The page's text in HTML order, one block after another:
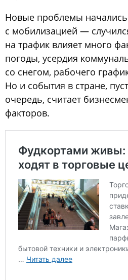
Новые проблемы начались
с мобилизацией —
на трафик влияет много
погоды, усердия
со снегом, рабочего
Но и события в стране,
очередь, считает
факторов.